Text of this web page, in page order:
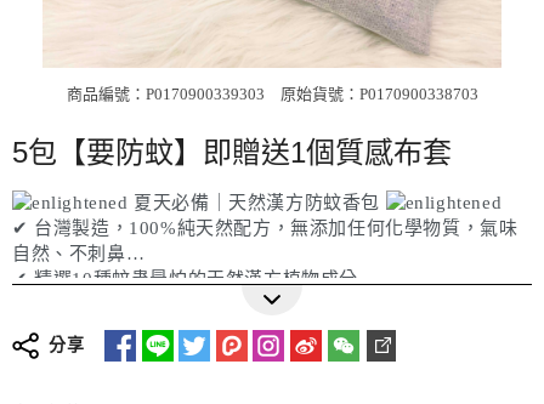
商品編號：P0170900339303 原始貨號：P0170900338703
5包【要防蚊】即贈送1個質感布套
夏天必備｜天然漢方防蚊香包
✔ 台灣製造，100%純天然配方，無添加任何化學物質，氣味
自然、不刺鼻
✔ 精選10種蚊蟲最怕的天然漢方植物成分
✔ 含丁香、艾草、香茅、藿香、金銀花、蒼術、白芷、紫蘇、
石菖蒲、陳皮
✔ 每種藥材氣味濃郁，能有效驅除蚊子與小黑蚊
更多詳細介紹
分享